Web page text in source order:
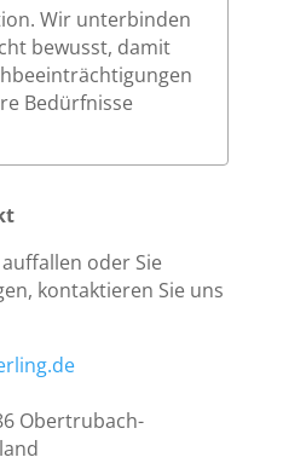
Wir unterbinden
bewusst, damit
Bedürfnisse
oder Sie
kontaktieren Sie uns
Obertrubach-